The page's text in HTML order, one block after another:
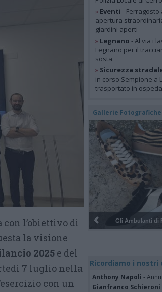
con l’obiettivo di
la visione
2025 e del
7 luglio nella
con un
» Eventi - Ferragosto
apertura
giardini aperti
» Legnano - Al via i
Legnano per il
sosta
» Sicurezza
in corso Sempione a
trasportato in
Gallerie Fotografiche
Pulizia del
Ricordiamo i nostri
Anthony Napoli -
Gianfranco